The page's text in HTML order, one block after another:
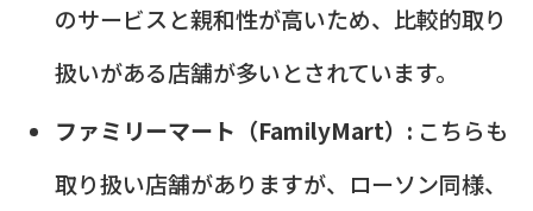
のサービスと親和性が高いため、比較的取り
扱いがある店舗が多いとされています。
ファミリーマート（FamilyMart）: こちらも
取り扱い店舗がありますが、ローソン同様、